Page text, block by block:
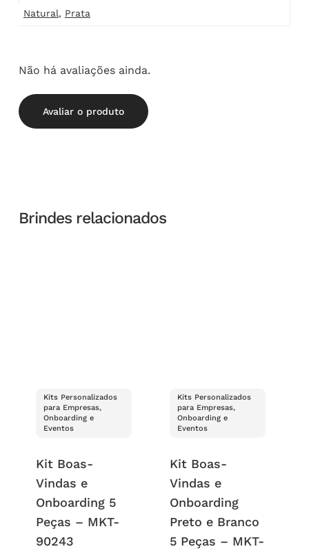
Natural, Prata
Não há avaliações ainda.
Avaliar o produto
Brindes relacionados
Kits Personalizados
para Empresas,
Onboarding e
Eventos
Kit Boas-
Vindas e
Onboarding 5
Peças – MKT-
90243
Kits Personalizados
para Empresas,
Onboarding e
Eventos
Kit Boas-
Vindas e
Onboarding
Preto e Branco
5 Peças – MKT-